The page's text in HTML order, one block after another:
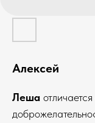
Алексей
Леша